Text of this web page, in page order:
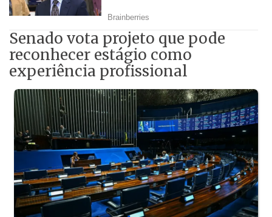
Senado vota projeto que pode
reconhecer estágio como
experiência profissional